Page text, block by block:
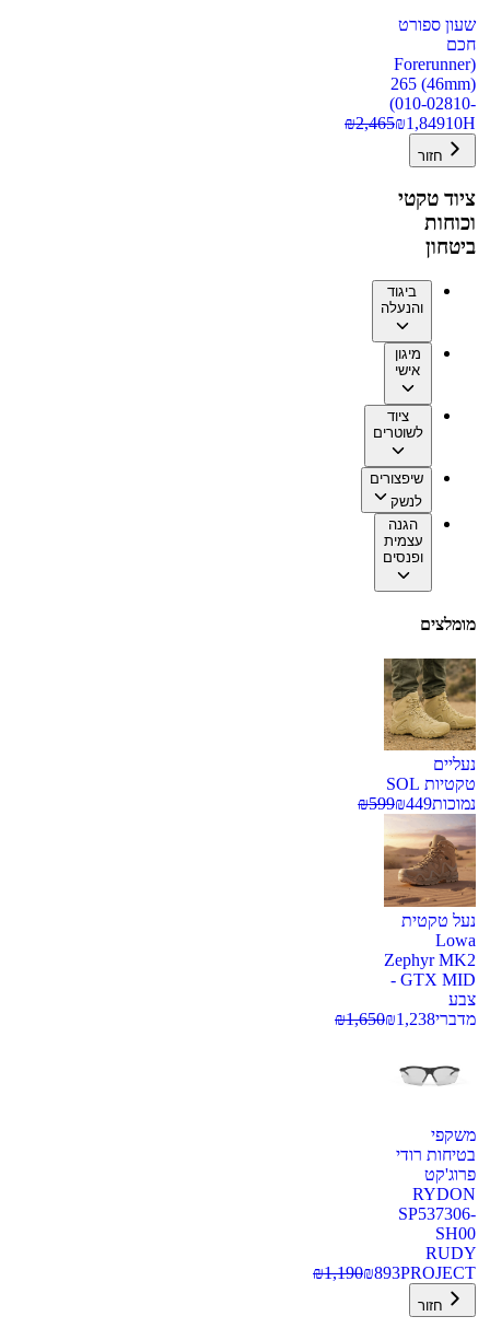
שעון ספורט
חכם
(Forerunner
265 (46mm)
(010-02810-
10H
₪1,849
₪2,465
חזור
ציוד טקטי
וכוחות
ביטחון
ביגוד
והנעלה
מיגון
אישי
ציוד
לשוטרים
שיפצורים
לנשק
הגנה
עצמית
ופנסים
מומלצים
נעליים
טקטיות SOL
נמוכות
₪449
₪599
נעל טקטית
Lowa
Zephyr MK2
GTX MID -
צבע
מדברי
₪1,238
₪1,650
משקפי
בטיחות רודי
פרוג'קט
RYDON
SP537306-
SH00
RUDY
PROJECT
₪893
₪1,190
חזור